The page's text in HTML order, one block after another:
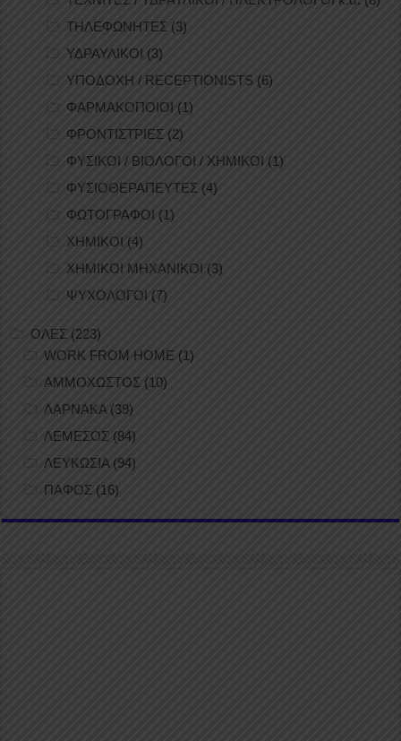
ΤΗΛΕΦΩΝΗΤΕΣ (3)
ΥΔΡΑΥΛΙΚΟΙ (3)
ΥΠΟΔΟΧΗ / RECEPTIONISTS (6)
ΦΑΡΜΑΚΟΠΟΙΟΙ (1)
ΦΡΟΝΤΙΣΤΡΙΕΣ (2)
ΦΥΣΙΚΟΙ / ΒΙΟΛΟΓΟΙ / ΧΗΜΙΚΟΙ (1)
ΦΥΣΙΟΘΕΡΑΠΕΥΤΕΣ (4)
ΦΩΤΟΓΡΑΦΟΙ (1)
ΧΗΜΙΚΟΙ (4)
ΧΗΜΙΚΟΙ ΜΗΧΑΝΙΚΟΙ (3)
ΨΥΧΟΛΟΓΟΙ (7)
ΟΛΕΣ (223)
WORK FROM HOME (1)
ΑΜΜΟΧΩΣΤΟΣ (10)
ΛΑΡΝΑΚΑ (39)
ΛΕΜΕΣΟΣ (84)
ΛΕΥΚΩΣΙΑ(94)
ΠΑΦΟΣ (16)